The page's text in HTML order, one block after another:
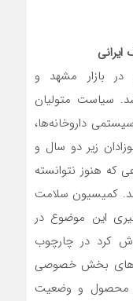
بازار مشهد و
سیاست متولیان
داروخانه‌ها،
زیر دو سال و
که هنوز نتوانسته
کمیسیون سلامت
این موضوع در
کرد در چارچوب
بخش خصوصی
محصول و وضعیت